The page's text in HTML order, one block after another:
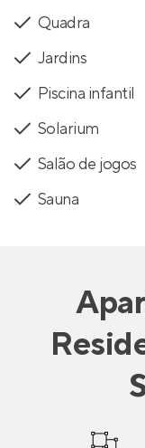
Quadra
Jardins
Piscina infantil
Solarium
Salão de jogos
Sauna